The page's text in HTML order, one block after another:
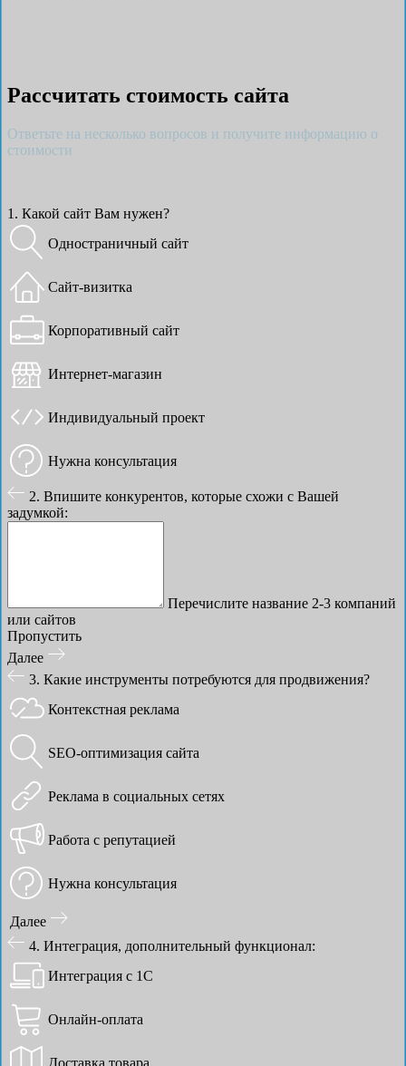
Рассчитать стоимость сайта
Ответьте на несколько вопросов и получите информацию о
стоимости
1. Какой сайт Вам нужен?
Одностраничный сайт
Сайт-визитка
Корпоративный сайт
Интернет-магазин
Индивидуальный проект
Нужна консультация
2. Впишите конкурентов, которые схожи с Вашей
задумкой:
Перечислите название 2-3 компаний
или сайтов
Пропустить
Далее
3. Какие инструменты потребуются для продвижения?
Контекстная реклама
SEO-оптимизация сайта
Реклама в социальных сетях
Работа с репутацией
Нужна консультация
Далее
4. Интеграция, дополнительный функционал:
Интеграция с 1С
Онлайн-оплата
Доставка товара